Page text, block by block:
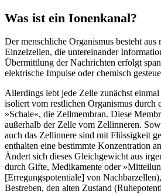
Was ist ein Ionenkanal?
Der menschliche Organismus besteht
Einzelzellen, die untereinander
Übermittlung der Nachrichten erfolgt
elektrische Impulse oder chemisch
Allerdings lebt jede Zelle zunächst
isoliert vom restlichen Organismus durch
»Schale«, die Zellmembran. Diese
außerhalb der Zelle vom Zellinneren.
auch das Zellinnere sind mit Flüssigkeit
enthalten eine bestimmte Konzentration
Ändert sich dieses Gleichgewicht aus
durch Gifte, Medikamente oder
[Erregungspotentiale] von
Bestreben, den alten Zustand